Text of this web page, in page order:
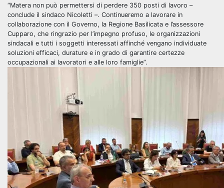
“Matera non può permettersi di perdere 350 posti di lavoro –
conclude il sindaco Nicoletti –. Continueremo a lavorare in
collaborazione con il Governo, la Regione Basilicata e l’assessore
Cupparo, che ringrazio per l’impegno profuso, le organizzazioni
sindacali e tutti i soggetti interessati affinché vengano individuate
soluzioni efficaci, durature e in grado di garantire certezze
occupazionali ai lavoratori e alle loro famiglie”.